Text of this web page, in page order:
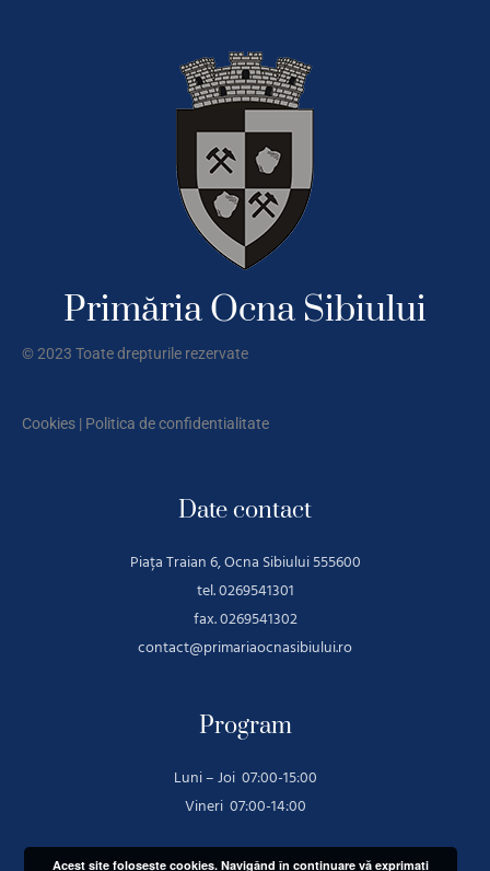
Primăria Ocna Sibiului
© 2023 Toate drepturile rezervate
Cookies | Politica de confidentialitate
Date contact
Piața Traian 6, Ocna Sibiului 555600
tel. 0269541301
fax. 0269541302
contact@primariaocnasibiului.ro
Program
Luni – Joi 07:00-15:00
Vineri 07:00-14:00
Acest site foloseşte cookies. Navigând în continuare vă exprimaţi